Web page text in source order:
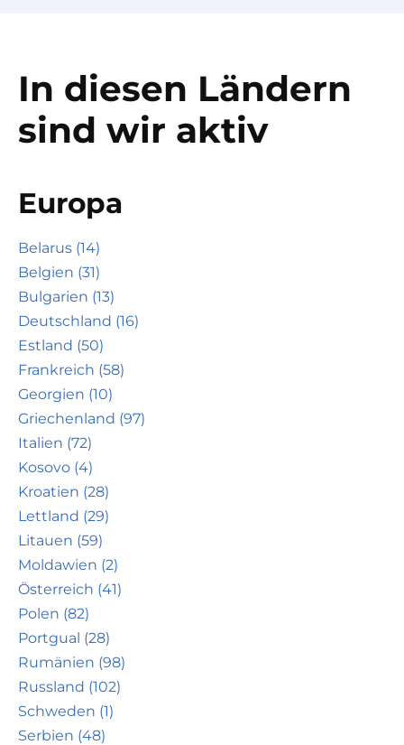
In diesen Ländern
sind wir aktiv
Europa
Belarus (14)
Belgien (31)
Bulgarien (13)
Deutschland (16)
Estland (50)
Frankreich (58)
Georgien (10)
Griechenland (97)
Italien (72)
Kosovo (4)
Kroatien (28)
Lettland (29)
Litauen (59)
Moldawien (2)
Österreich (41)
Polen (82)
Portgual (28)
Rumänien (98)
Russland (102)
Schweden (1)
Serbien (48)